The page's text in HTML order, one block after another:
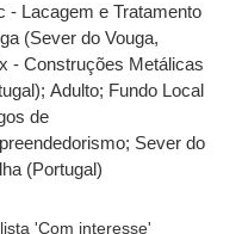
- Lacagem e Tratamento
(Sever do Vouga,
- Construções Metálicas
;Adulto; Fundo Local
de
; Sever do
(Portugal)
'Com interesse'